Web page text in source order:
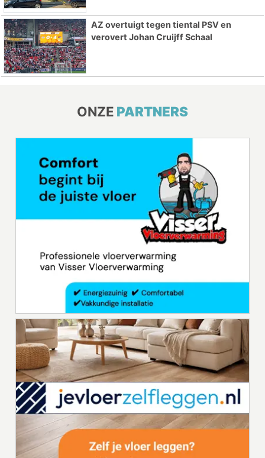
AZ overtuigt tegen tiental PSV en
verovert Johan Cruijff Schaal
ONZE PARTNERS